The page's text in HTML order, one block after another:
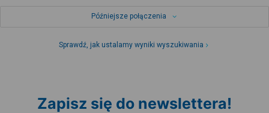
Późniejsze połączenia
Sprawdź, jak ustalamy wyniki wyszukiwania
Zapisz się do newslettera!